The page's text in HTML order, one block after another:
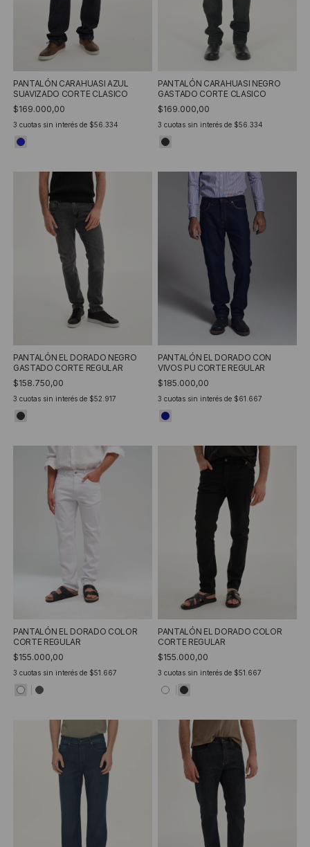
PANTALÓN CARAHUASI AZUL
SUAVIZADO CORTE CLASICO
$169.000,00
3 cuotas sin interés de $56.334
PANTALÓN CARAHUASI NEGRO
GASTADO CORTE CLASICO
$169.000,00
3 cuotas sin interés de $56.334
PANTALÓN EL DORADO NEGRO
GASTADO CORTE REGULAR
$158.750,00
3 cuotas sin interés de $52.917
PANTALÓN EL DORADO CON
VIVOS PU CORTE REGULAR
$185.000,00
3 cuotas sin interés de $61.667
PANTALÓN EL DORADO COLOR
CORTE REGULAR
$155.000,00
3 cuotas sin interés de $51.667
PANTALÓN EL DORADO COLOR
CORTE REGULAR
$155.000,00
3 cuotas sin interés de $51.667